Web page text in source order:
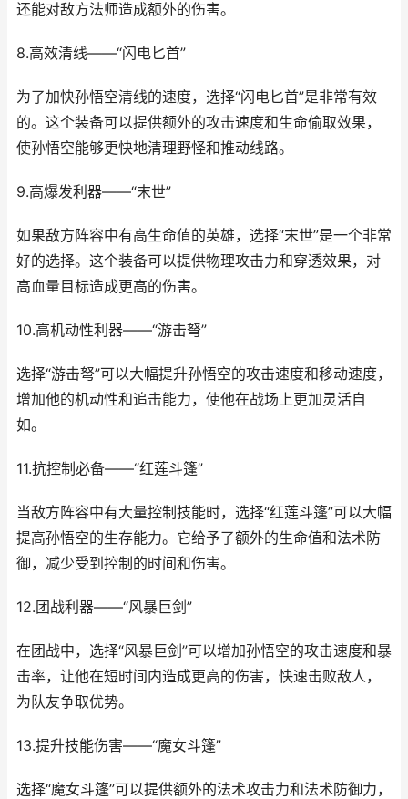
还能对敌方法师造成额外的伤害。
8.高效清线——“闪电匕首”
为了加快孙悟空清线的速度，选择“闪电匕首”是非常有效
的。这个装备可以提供额外的攻击速度和生命偷取效果，
使孙悟空能够更快地清理野怪和推动线路。
9.高爆发利器——“末世”
如果敌方阵容中有高生命值的英雄，选择“末世”是一个非常
好的选择。这个装备可以提供物理攻击力和穿透效果，对
高血量目标造成更高的伤害。
10.高机动性利器——“游击弩”
选择“游击弩”可以大幅提升孙悟空的攻击速度和移动速度，
增加他的机动性和追击能力，使他在战场上更加灵活自
如。
11.抗控制必备——“红莲斗篷”
当敌方阵容中有大量控制技能时，选择“红莲斗篷”可以大幅
提高孙悟空的生存能力。它给予了额外的生命值和法术防
御，减少受到控制的时间和伤害。
12.团战利器——“风暴巨剑”
在团战中，选择“风暴巨剑”可以增加孙悟空的攻击速度和暴
击率，让他在短时间内造成更高的伤害，快速击败敌人，
为队友争取优势。
13.提升技能伤害——“魔女斗篷”
选择“魔女斗篷”可以提供额外的法术攻击力和法术防御力，